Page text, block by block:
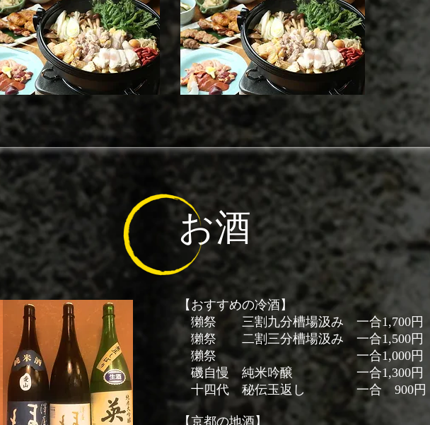
お酒​
​【おすすめの冷酒】
獺祭 三割九分槽場汲み 一合1,700円
獺祭 二割三分槽場汲み 一合1,500円
獺祭 一合1,000円
磯自慢 純米吟醸 一合1,300円
十四代 秘伝玉返し 一合 900円
【​京都の地酒】